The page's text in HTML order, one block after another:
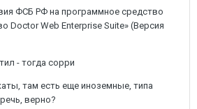
ФСБ РФ на программное средство
Doctor Web Enterprise Suite» (Версия
- тогда сорри
там есть еще иноземные, типа
верно?